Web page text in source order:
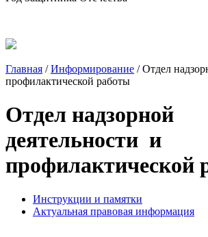
Главная /Информирование /Отдел
профилактической работы
Отдел надзорной
деятельности и
профилактической
Инструкции и памятки
Актуальная правовая информация